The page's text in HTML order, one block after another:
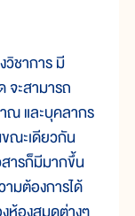
ชาการ มี
จะสามารถ
ณ และบุคลากร
ณะเดียวกัน
ารก็มีมากขึ้น
มต้องการได้